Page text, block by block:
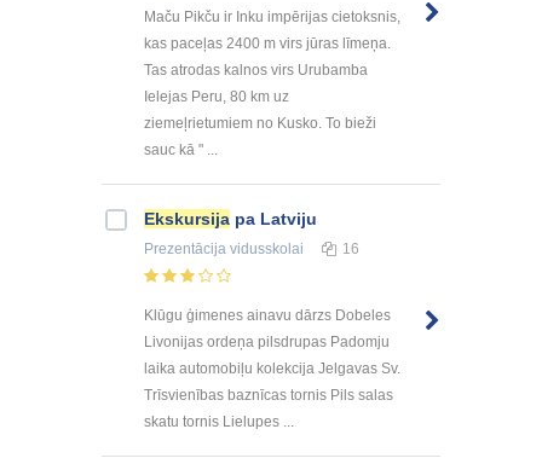
Maču Pikču ir Inku impērijas cietoksnis,
kas paceļas 2400 m virs jūras līmeņa.
Tas atrodas kalnos virs Urubamba
Ielejas Peru, 80 km uz
ziemeļrietumiem no Kusko. To bieži
sauc kā " ...
Ekskursija pa Latviju
Prezentācija vidusskolai 16
Klūgu ģimenes ainavu dārzs Dobeles
Livonijas ordeņa pilsdrupas Padomju
laika automobiļu kolekcija Jelgavas Sv.
Trīsvienības baznīcas tornis Pils salas
skatu tornis Lielupes ...